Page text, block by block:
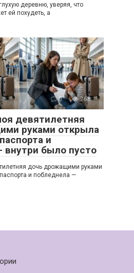
деревню, уверяя, что
ей похудеть, а
0 268
девятилетняя
руками открыла
и
внутри было пусто
дочь дрожащими руками
и побледнела —